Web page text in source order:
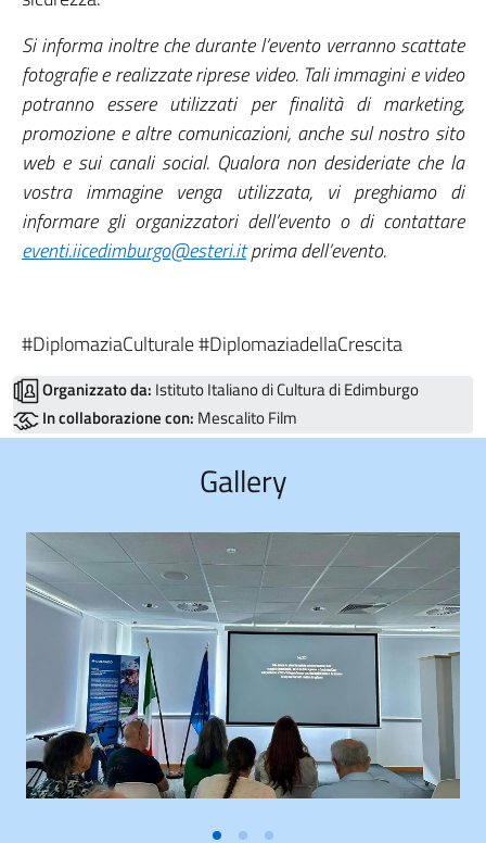
Si informa inoltre che durante l’evento verranno scattate
fotografie e realizzate riprese video. Tali immagini e video
potranno essere utilizzati per finalità di marketing,
promozione e altre comunicazioni, anche sul nostro sito
web e sui canali social. Qualora non desideriate che la
vostra immagine venga utilizzata, vi preghiamo di
informare gli organizzatori dell’evento o di contattare
eventi.iicedimburgo@esteri.itprima dell’evento.
#DiplomaziaCulturale #DiplomaziadellaCrescita
Organizzato da: Istituto Italiano di Cultura di Edimburgo
In collaborazione con: Mescalito Film
Gallery